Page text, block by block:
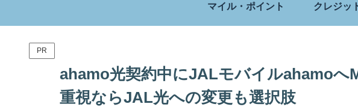
マイル・ポイント クレジッ
PR
ahamo光契約中にJALモバイルahamoへ
重視ならJAL光への変更も選択肢